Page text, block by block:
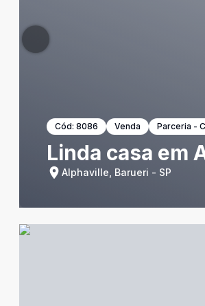
Cód: 8086 Venda Parceria -
Linda casa em
Alphaville, Barueri - SP